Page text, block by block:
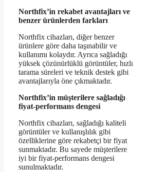
Northfix’in rekabet avantajları ve
benzer ürünlerden farkları
Northfix cihazları, diğer benzer
ürünlere göre daha taşınabilir ve
kullanımı kolaydır. Ayrıca sağladığı
yüksek çözünürlüklü görüntüler, hızlı
tarama süreleri ve teknik destek gibi
avantajlarıyla öne çıkmaktadır.
Northfix’in müşterilere sağladığı
fiyat-performans dengesi
Northfix cihazları, sağladığı kaliteli
görüntüler ve kullanışlılık gibi
özelliklerine göre rekabetçi bir fiyat
sunmaktadır. Bu sayede müşterilere
iyi bir fiyat-performans dengesi
sunulmaktadır.